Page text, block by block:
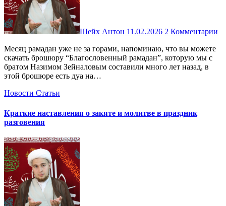
Шейх Антон 11.02.2026 2 Комментарии
Месяц рамадан уже не за горами, напоминаю, что вы можете
скачать брошюру “Благословенный рамадан”, которую мы с
братом Назимом Зейналовым составили много лет назад, в
этой брошюре есть дуа на…
Новости Статьи
Краткие наставления о закяте и молитве в праздник
разговения